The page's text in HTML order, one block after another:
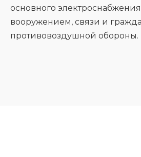
основного
вооружением, связи и
противовоздушной обороны.